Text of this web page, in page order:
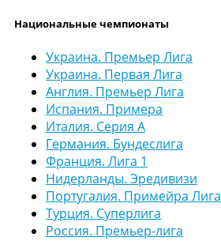
Национальные чемпионаты
Украина. Премьер Лига
Украина. Первая Лига
Англия. Премьер Лига
Испания. Примера
Италия. Серия А
Германия. Бундеслига
Франция. Лига 1
Нидерланды. Эредивизи
Португалия. Примейра Лига
Турция. Суперлига
Россия. Премьер-лига